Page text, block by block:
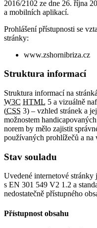
2016/2102 ze dne 26. října
a mobilních aplikací.
Prohlášení přístupnosti se
stránky:
www.zshornibriza.cz
Struktura informací
Struktura informací na
W3C HTML 5 a vizuálně
(CSS 3) – vzhled stránek a
možnostem
norem by mělo zajistit
používaných prohlížečů a na
Stav souladu
Uvedené internetové stránky
s EN 301 549 V2 1.2 a
nedostatečně přístupného
Přístupnost obsahu